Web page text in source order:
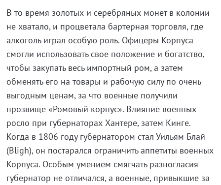
В то время золотых и серебряных монет в колонии
не хватало, и процветала бартерная торговля, где
алкоголь играл особую роль. Офицеры Корпуса
смогли использовать свое положение и богатство,
чтобы закупать весь импортный ром, а затем
обменять его на товары и рабочую силу по очень
выгодным ценам, за что военные получили
прозвище «Ромовый корпус». Влияние военных
росло при губернаторах Хантере, затем Кинге.
Когда в 1806 году губернатором стал Уильям Блай
(Bligh), он постарался ограничить аппетиты военных
Корпуса. Особым умением смягчать разногласия
губернатор не отличался, а военные, привыкшие за